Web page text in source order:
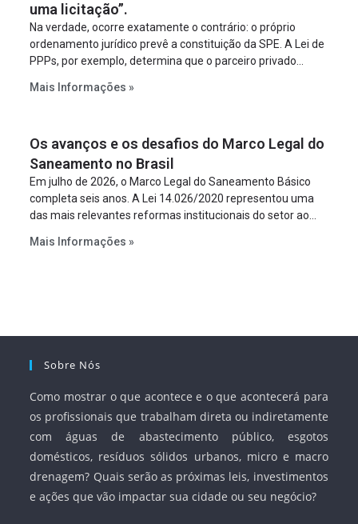
uma licitação”.
Na verdade, ocorre exatamente o contrário: o próprio
ordenamento jurídico prevê a constituição da SPE. A Lei de
PPPs, por exemplo, determina que o parceiro privado
empreendimento. Ou seja, a suposta “fraude à licitação” é
projeto a projeto.
Mais Informações »
Os avanços e os desafios do Marco Legal do
Saneamento no Brasil
Em julho de 2026, o Marco Legal do Saneamento Básico
completa seis anos. A Lei 14.026/2020 representou uma
das mais relevantes reformas institucionais do setor ao
serviços, ampliar a participação da iniciativa privada,
Mais Informações »
Sobre Nós
Como mostrar o que acontece e o que acontecerá para
os profissionais que trabalham direta ou indiretamente
com águas de abastecimento público, esgotos
domésticos, resíduos sólidos urbanos, micro e macro
drenagem? Quais serão as próximas leis, investimentos
e ações que vão impactar sua cidade ou seu negócio?